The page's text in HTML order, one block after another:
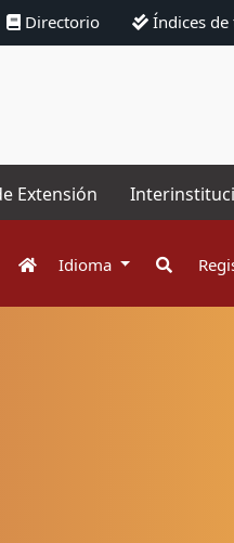
Directorio Índices
Extensión
Idioma